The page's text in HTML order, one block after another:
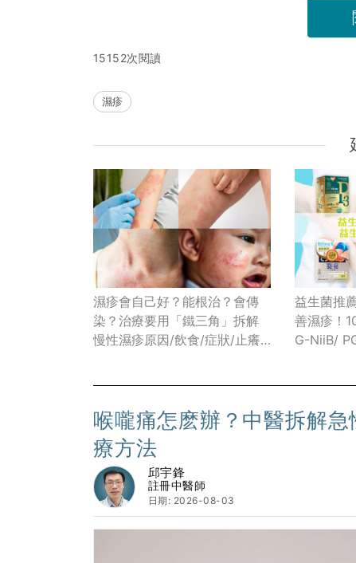
15152次閱讀
濕疹
濕疹會自己好？能根治？會傳
染？治療要用「鐵三角」拆解
慢性濕疹原因/飲食/症狀/止癢
益生菌推
善濕疹！
G-NiiB/
喉嚨痛怎麽辦？中醫拆解
療方法
邱宇鋒
註冊中醫師
日期: 2026-08-03